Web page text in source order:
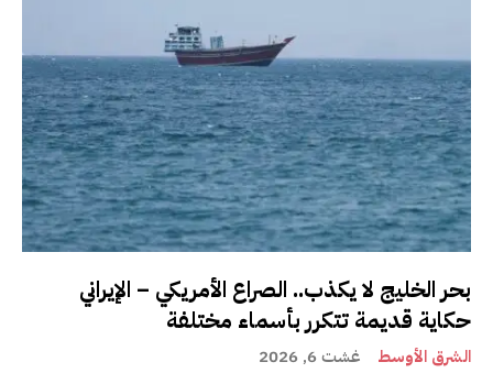
بحر الخليج لا يكذب.. الصراع الأمريكي – الإيراني
حكاية قديمة تتكرر بأسماء مختلفة
الشرق الأوسط غشت 6, 2026